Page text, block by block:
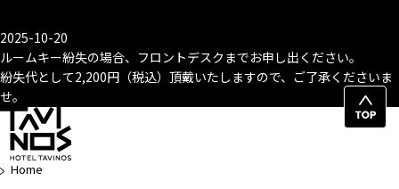
2025-10-20
ルームキー紛失の場合、フロントデスクまでお申し出ください。
紛失代として2,200円（税込）頂戴いたしますので、ご了承くださいま
せ。
ペ
Home